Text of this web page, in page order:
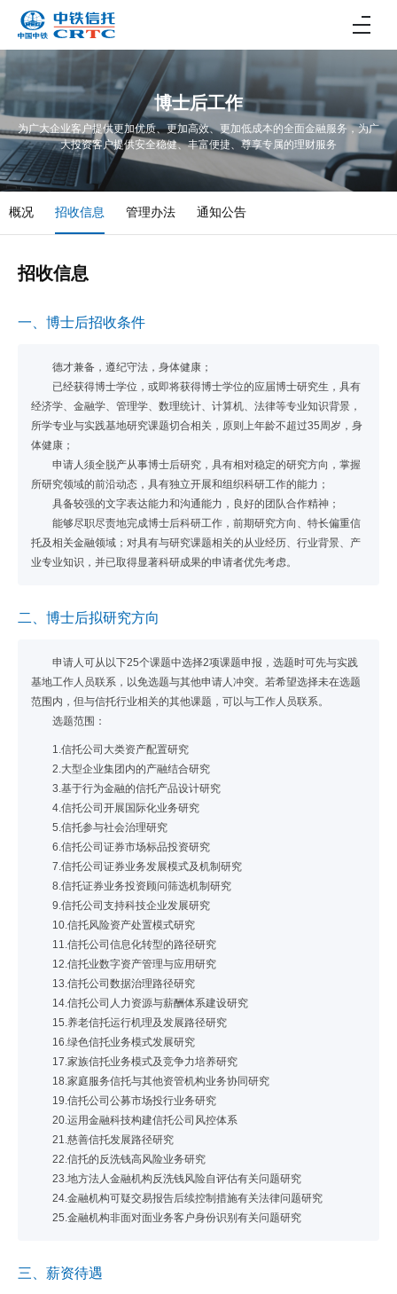
博士后工作
为广大企业客户提供更加优质、更加高效、更加低成本的全面金融服务，为广
大投资客户提供安全稳健、丰富便捷、尊享专属的理财服务
概况 招收信息 管理办法 通知公告
招收信息
一、博士后招收条件
德才兼备，遵纪守法，身体健康；
已经获得博士学位，或即将获得博士学位的应届博士研究生，具有
经济学、金融学、管理学、数理统计、计算机、法律等专业知识背景，
所学专业与实践基地研究课题切合相关，原则上年龄不超过35周岁，身
体健康；
申请人须全脱产从事博士后研究，具有相对稳定的研究方向，掌握
所研究领域的前沿动态，具有独立开展和组织科研工作的能力；
具备较强的文字表达能力和沟通能力，良好的团队合作精神；
能够尽职尽责地完成博士后科研工作，前期研究方向、特长偏重信
托及相关金融领域；对具有与研究课题相关的从业经历、行业背景、产
业专业知识，并已取得显著科研成果的申请者优先考虑。
二、博士后拟研究方向
申请人可从以下25个课题中选择2项课题申报，选题时可先与实践
基地工作人员联系，以免选题与其他申请人冲突。若希望选择未在选题
范围内，但与信托行业相关的其他课题，可以与工作人员联系。
选题范围：
1.信托公司大类资产配置研究
2.大型企业集团内的产融结合研究
3.基于行为金融的信托产品设计研究
4.信托公司开展国际化业务研究
5.信托参与社会治理研究
6.信托公司证券市场标品投资研究
7.信托公司证券业务发展模式及机制研究
8.信托证券业务投资顾问筛选机制研究
9.信托公司支持科技企业发展研究
10.信托风险资产处置模式研究
11.信托公司信息化转型的路径研究
12.信托业数字资产管理与应用研究
13.信托公司数据治理路径研究
14.信托公司人力资源与薪酬体系建设研究
15.养老信托运行机理及发展路径研究
16.绿色信托业务模式发展研究
17.家族信托业务模式及竞争力培养研究
18.家庭服务信托与其他资管机构业务协同研究
19.信托公司公募市场投行业务研究
20.运用金融科技构建信托公司风控体系
21.慈善信托发展路径研究
22.信托的反洗钱高风险业务研究
23.地方法人金融机构反洗钱风险自评估有关问题研究
24.金融机构可疑交易报告后续控制措施有关法律问题研究
25.金融机构非面对面业务客户身份识别有关问题研究
三、薪资待遇